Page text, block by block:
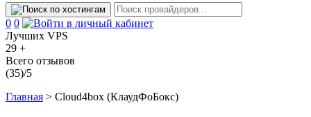
Сравнение
0 Избранное
0
Лучших VPS
29 +
Всего отзывов
(35)/5
Главная > Cloud4box (КлаудФоБокс)